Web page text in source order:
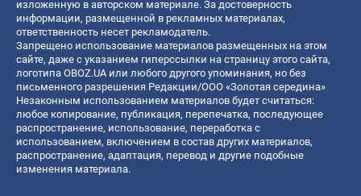
изложенную в авторском материале. За достоверность
информации, размещенной в рекламных материалах,
ответственность несет рекламодатель.
Запрещено использование материалов размещенных на этом
сайте, даже с указанием гиперссылки на страницу этого сайта,
логотипа OBOZ.UA или любого другого упоминания, но без
письменного разрешения Редакции/ООО «Золотая середина»
Незаконным использованием материалов будет считаться:
любое копирование, публикация, перепечатка, последующее
распространение, использование, переработка с
использованием, включением в состав других материалов,
распространение, адаптация, перевод и другие подобные
изменения материала.